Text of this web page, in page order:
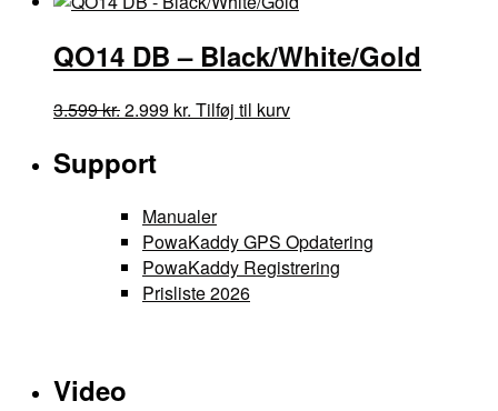
QO14 DB – Black/White/Gold
3.599kr.Den
pris
3.599 kr..
2.999 kr. Den
2.999 kr..
Tilføj til kurv
Support
Manualer
PowaKaddy GPS Opdatering
PowaKaddy Registrering
Prisliste 2026
Video